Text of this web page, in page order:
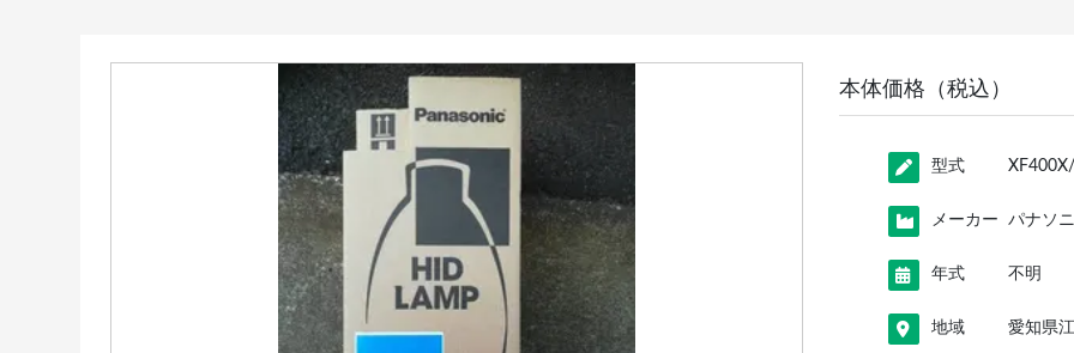
本体価格（税込）
型式
メーカー パナソ
年式 不明
地域 愛知県